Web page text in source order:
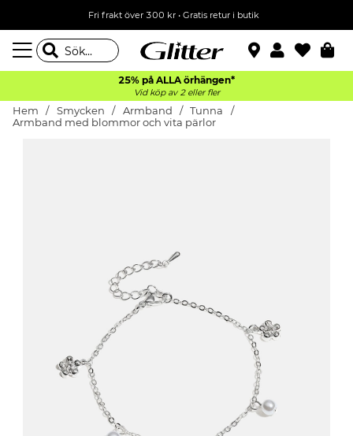
Fri frakt över 300 kr• Gratis retur i butik
25% på ALLA örhängen*
Vid köp av 2 eller fler
Hem Smycken Armband
Tunna
Armband med blommor och vita pärlor